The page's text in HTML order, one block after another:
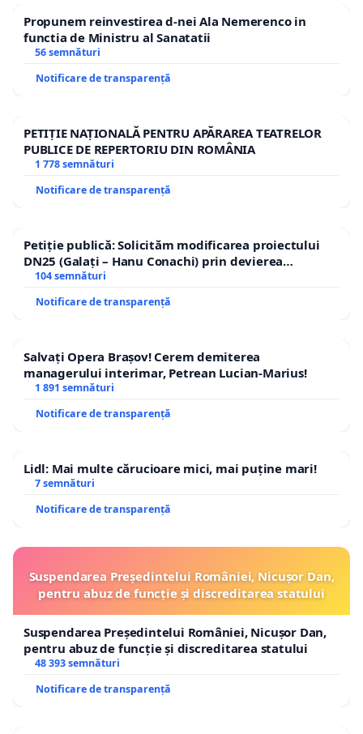
Propunem reinvestirea d-nei Ala Nemerenco in
functia de Ministru al Sanatatii
56 semnături
Notificare de transparență
PETIȚIE NAȚIONALĂ PENTRU APĂRAREA TEATRELOR
PUBLICE DE REPERTORIU DIN ROMÂNIA
1 778 semnături
Notificare de transparență
Petiție publică: Solicităm modificarea proiectului
DN25 (Galați – Hanu Conachi) prin devierea
traseului în afara localităților!
104 semnături
Notificare de transparență
Salvați Opera Brașov! Cerem demiterea
managerului interimar, Petrean Lucian-Marius!
1 891 semnături
Notificare de transparență
Lidl: Mai multe cărucioare mici, mai puține mari!
7 semnături
Notificare de transparență
Suspendarea Președintelui României, Nicușor Dan,
pentru abuz de funcție și discreditarea statului
Suspendarea Președintelui României, Nicușor Dan,
pentru abuz de funcție și discreditarea statului
48 393 semnături
Notificare de transparență